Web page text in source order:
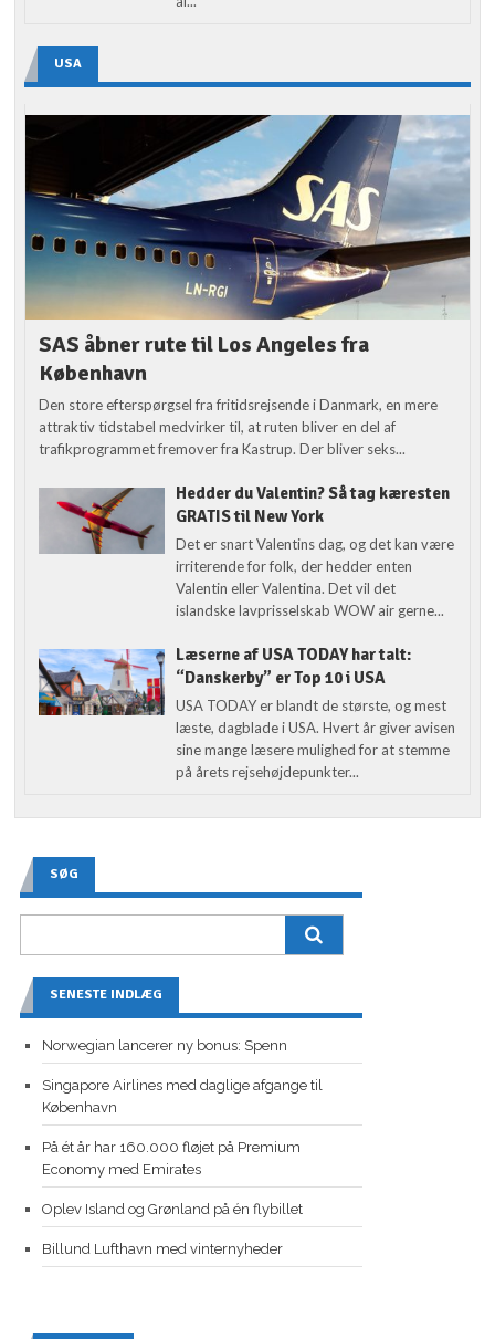
USA
SAS åbner rute til Los Angeles fra
København
Den store efterspørgsel fra fritidsrejsende i Danmark, en mere
attraktiv tidstabel medvirker til, at ruten bliver en del af
trafikprogrammet fremover fra Kastrup. Der bliver seks...
Hedder du Valentin? Så tag kæresten
GRATIS til New York
Det er snart Valentins dag, og det kan være
irriterende for folk, der hedder enten
Valentin eller Valentina. Det vil det
islandske lavprisselskab WOW air gerne...
Læserne af USA TODAY har talt:
“Danskerby” er Top 10 i USA
USA TODAY er blandt de største, og mest
læste, dagblade i USA. Hvert år giver avisen
sine mange læsere mulighed for at stemme
på årets rejsehøjdepunkter...
SØG
SENESTE INDLÆG
Norwegian lancerer ny bonus: Spenn
Singapore Airlines med daglige afgange til
København
På ét år har 160.000 fløjet på Premium
Economy med Emirates
Oplev Island og Grønland på én flybillet
Billund Lufthavn med vinternyheder